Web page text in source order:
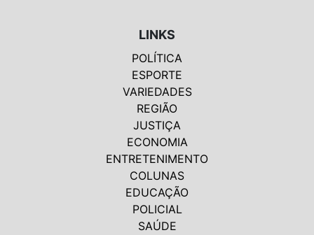
LINKS
POLÍTICA
ESPORTE
VARIEDADES
REGIÃO
JUSTIÇA
ECONOMIA
ENTRETENIMENTO
COLUNAS
EDUCAÇÃO
POLICIAL
SAÚDE